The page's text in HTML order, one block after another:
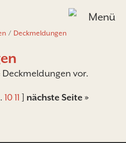
Menü
/ Deckmeldungen
Deckmeldungen vor.
1011 ] nächste Seite »